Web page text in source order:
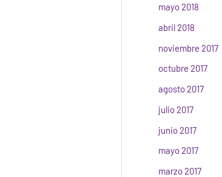
mayo 2018
abril 2018
noviembre 2017
octubre 2017
agosto 2017
julio 2017
junio 2017
mayo 2017
marzo 2017